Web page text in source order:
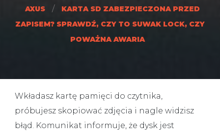
AXUS /
KARTA SD ZABEZPIECZONA PRZED
ZAPISEM? SPRAWDŹ, CZY TO SUWAK LOCK, CZY
POWAŻNA AWARIA
Wkładasz kartę pamięci do czytnika,
próbujesz skopiować zdjęcia i nagle widzisz
błąd. Komunikat informuje, że dysk jest